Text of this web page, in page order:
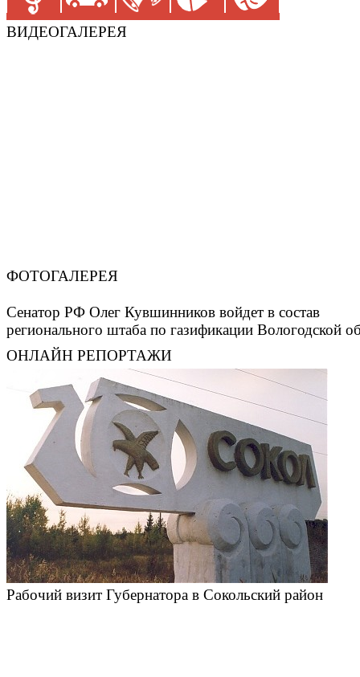
ВИДЕОГАЛЕРЕЯ
ФОТОГАЛЕРЕЯ
Сенатор РФ Олег Кувшинников войдет в состав
регионального штаба по газификации Вологодской
ОНЛАЙН РЕПОРТАЖИ
Рабочий визит Губернатора в Сокольский район